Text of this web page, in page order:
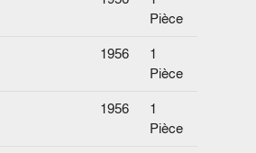
Pièce
1956
1
Pièce
1956
1
Pièce